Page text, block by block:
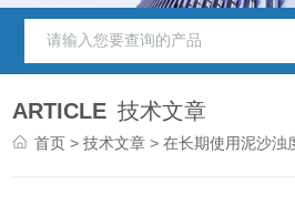
ARTICLE 技术文章
首页 >技术文章 > 在长期使用泥沙浊